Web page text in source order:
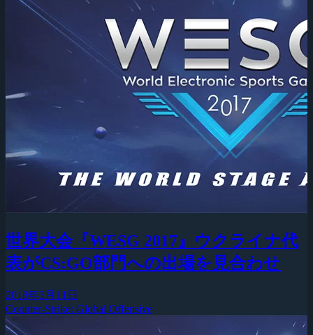
世界大会『WESG 2017』ウクライナ代
表がCS:GO部門への出場を見合わせ
2018年3月11日
Counter-Strike: Global Offensive